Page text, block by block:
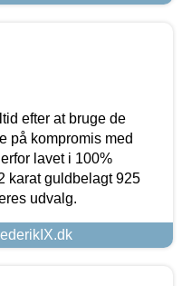
efter at bruge de
på kompromis med
lavet i 100%
karat guldbelagt 925
udvalg.